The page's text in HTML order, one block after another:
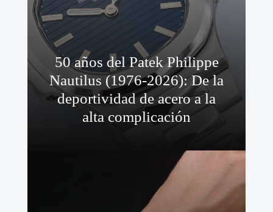
50 años del Patek Philippe
Nautilus (1976-2026): De la
deportividad de acero a la
alta complicación